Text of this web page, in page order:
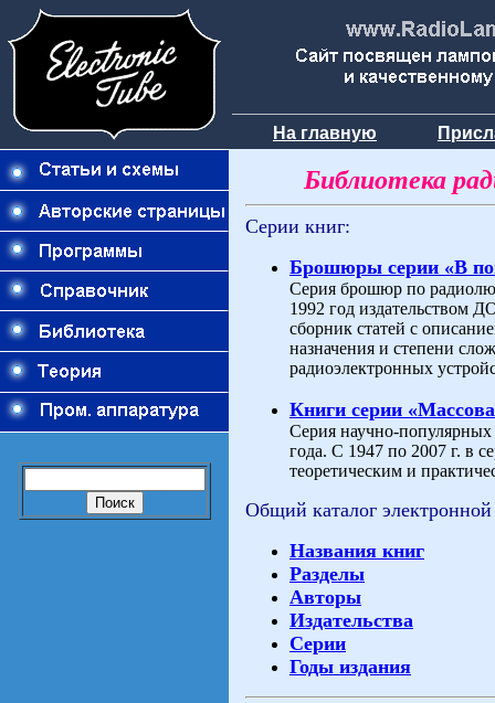
На главную
Библиотека
Серии книг:
Брошюры серии «В
Серия брошюр по
1992 год издательством
сборник статей с
назначения и степени
радиоэлектронных
Книги серии
Серия научно-
года. С 1947 по 2007 г. в
теоретическим и
Общий каталог
Названия книг
Разделы
Авторы
Издательства
Серии
Годы издания